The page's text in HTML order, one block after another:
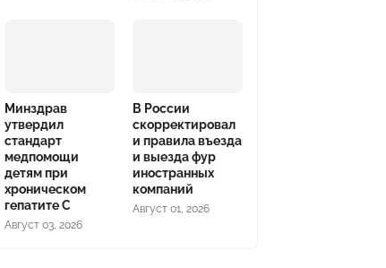
Минздрав
утвердил
стандарт
медпомощи
детям при
хроническом
гепатите С
Август 03, 2026
В России
скорректировал
и правила въезда
и выезда фур
иностранных
компаний
Август 01, 2026